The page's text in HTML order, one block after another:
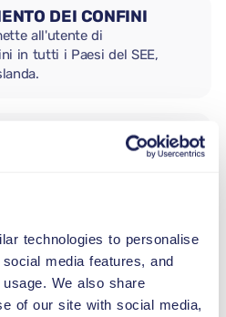
technologies to personalise
media features, and
We also share
of our site with social media,
DEI CONFINI
all'utente di
in tutti i Paesi del SEE,
BAMBINI